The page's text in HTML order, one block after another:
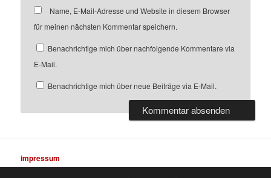
Name, E-Mail-Adresse und Website in diesem Browser
für meinen nächsten Kommentar speichern.
Benachrichtige mich über nachfolgende Kommentare via
E-Mail.
Benachrichtige mich über neue Beiträge via E-Mail.
impressum